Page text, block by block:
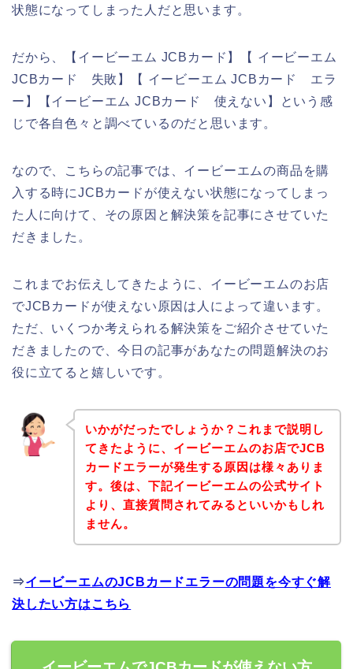
状態になってしまった人だと思います。
だから、【イービーエム JCBカード】【 イービーエム
JCBカード 失敗】【 イービーエム JCBカード エラ
ー】【イービーエム JCBカード 使えない】という感
じで各自色々と調べているのだと思います。
なので、こちらの記事では、イービーエムの商品を購
入する時にJCBカードが使えない状態になってしまっ
た人に向けて、その原因と解決策を記事にさせていた
だきました。
これまでお伝えしてきたように、イービーエムのお店
でJCBカードが使えない原因は人によって違います。
ただ、いくつか考えられる解決策をご紹介させていた
だきましたので、今日の記事があなたの問題解決のお
役に立てると嬉しいです。
いかがだったでしょうか？これまで説明し
てきたように、イービーエムのお店でJCB
カードエラーが発生する原因は様々ありま
す。後は、下記イービーエムの公式サイト
より、直接質問されてみるといいかもしれ
ません。
⇒イービーエムのJCBカードエラーの問題を今すぐ解
決したい方はこちら